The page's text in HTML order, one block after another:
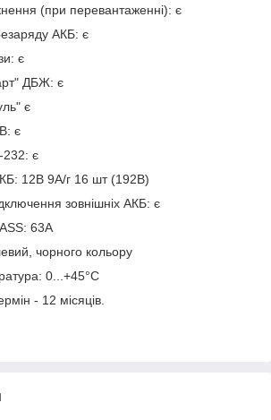
(при перевантаженні): є
АКБ: є
є
ДБЖ: є
є
є
232: є
12В 9А/г 16 шт (192В)
зовнішніх АКБ: є
63А
чорного кольору
0...+45°C
- 12 місяців.